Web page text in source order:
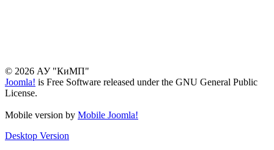
© 2026 АУ "КиМП"
Joomla! is Free Software released under the GNU General Public
License.
Mobile version by Mobile Joomla!
Desktop Version